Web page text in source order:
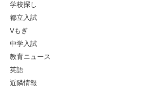
学校探し
都立入試
Vもぎ
中学入試
教育ニュース
英語
近隣情報